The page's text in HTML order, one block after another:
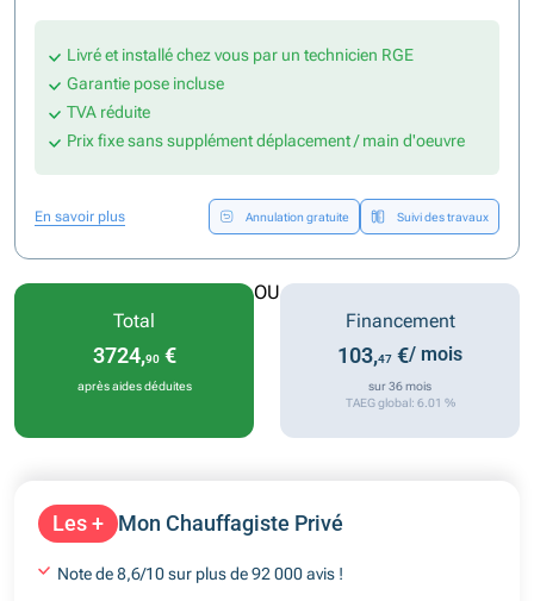
Livré et installé chez vous par un technicien RGE
Garantie pose incluse
TVA réduite
Prix fixe sans supplément déplacement / main d'oeuvre
En savoir plus Annulation gratuite Suivi des travaux
Les + Mon Chauffagiste Privé
Note de 8,6/10 sur plus de 92 000 avis !
Total
3724,90€
après aides déduites
OU
Financement
103,47 €/ mois
sur 36 mois
TAEG global: 6.01 %